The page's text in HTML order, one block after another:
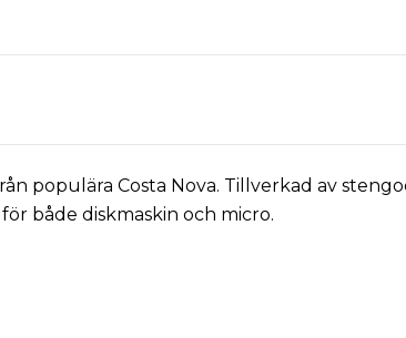
populära Costa Nova. Tillverkad av
både diskmaskin och micro.